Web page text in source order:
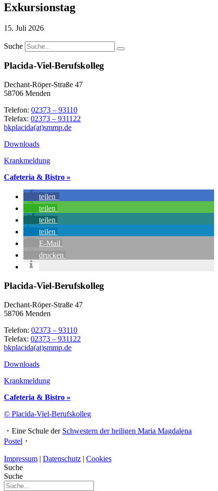
Exkursionstag
15. Juli 2026
Suche
Placida-Viel-Berufskolleg
Dechant-Röper-Straße 47
58706 Menden
Telefon: 02373 – 93110
Telefax: 02373 – 931122
bkplacida(at)smmp.de
Downloads
Krankmeldung
Cafeteria & Bistro »
teilen
teilen
teilen
teilen
E-Mail
drucken
Placida-Viel-Berufskolleg
Dechant-Röper-Straße 47
58706 Menden
Telefon: 02373 – 93110
Telefax: 02373 – 931122
bkplacida(at)smmp.de
Downloads
Krankmeldung
Cafeteria & Bistro »
© Placida-Viel-Berufskolleg
・Eine Schule der Schwestern der heiligen Maria Magdalena
Postel ・
Impressum | Datenschutz | Cookies
Suche
Suche